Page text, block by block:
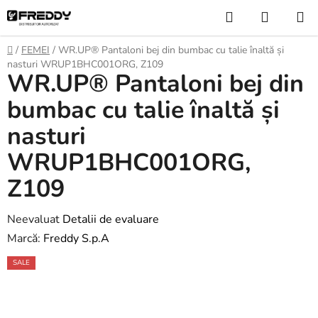
Treci
la
conținut
Căutare
DE
Acasă
/ FEMEI / WR.UP® Pantaloni bej din bumbac cu talie înaltă și
nasturi WRUP1BHC001ORG, Z109
WR.UP® Pantaloni bej din
bumbac cu talie înaltă și
nasturi
WRUP1BHC001ORG,
Z109
Evaluarea
medie
a
Neevaluat Detalii de evaluare
Marcă: Freddy S.p.A
SALE